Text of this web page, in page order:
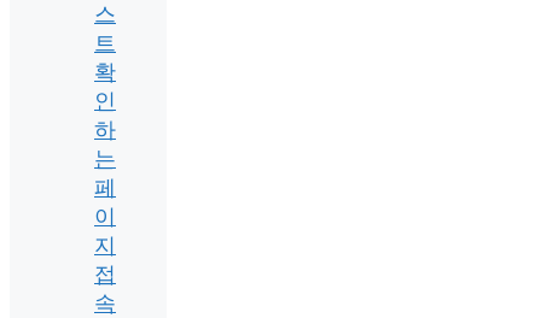
스
트
확
인
하
는
페
이
지
접
속